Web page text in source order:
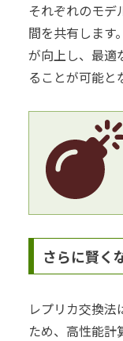
それぞれのモデ
間を共有します
が向上し、最適
ることが可能と
さらに賢く
レプリカ交換
ため、高性能計